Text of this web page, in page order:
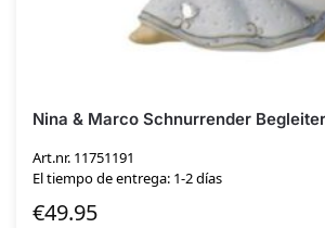
Nina & Marco Schnurrender
Art.nr. 11751191
El tiempo de entrega: 1-2 días
€49.95